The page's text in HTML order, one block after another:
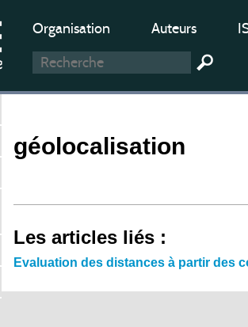
Organisation Auteurs
géolocalisation
Les articles liés :
Evaluation des distances à partir des